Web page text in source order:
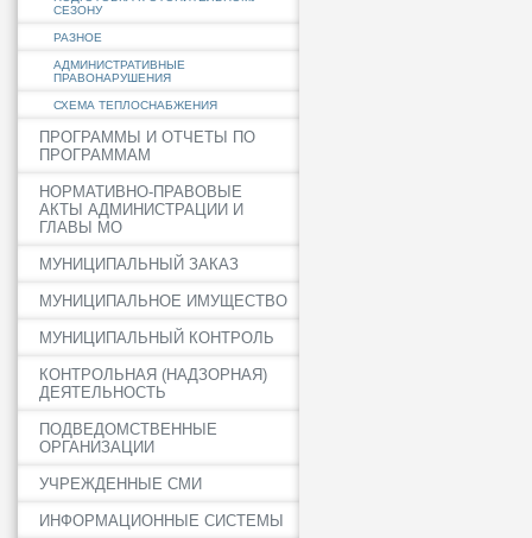
СЕЗОНУ
РАЗНОЕ
АДМИНИСТРАТИВНЫЕ
ПРАВОНАРУШЕНИЯ
СХЕМА ТЕПЛОСНАБЖЕНИЯ
ПРОГРАММЫ И ОТЧЕТЫ ПО
ПРОГРАММАМ
НОРМАТИВНО-ПРАВОВЫЕ
АКТЫ АДМИНИСТРАЦИИ И
ГЛАВЫ МО
МУНИЦИПАЛЬНЫЙ ЗАКАЗ
МУНИЦИПАЛЬНОЕ ИМУЩЕСТВО
МУНИЦИПАЛЬНЫЙ КОНТРОЛЬ
КОНТРОЛЬНАЯ (НАДЗОРНАЯ)
ДЕЯТЕЛЬНОСТЬ
ПОДВЕДОМСТВЕННЫЕ
ОРГАНИЗАЦИИ
УЧРЕЖДЕННЫЕ СМИ
ИНФОРМАЦИОННЫЕ СИСТЕМЫ